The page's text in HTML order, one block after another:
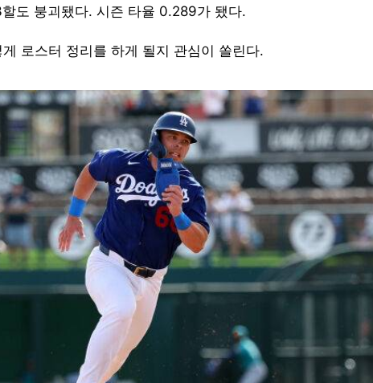
도 붕괴됐다. 시즌 타율 0.289가 됐다.
로스터 정리를 하게 될지 관심이 쏠린다.